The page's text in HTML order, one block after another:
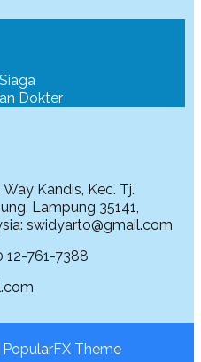
Dokter
Kandis, Kec. Tj.
Lampung 35141,
swidyarto@gmail.com
12-761-7388
PopularFX Theme